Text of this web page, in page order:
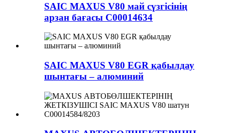
SAIC MAXUS V80 май сүзгісінің
арзан бағасы C00014634
SAIC MAXUS V80 EGR қабылдау
шынтағы – алюминий